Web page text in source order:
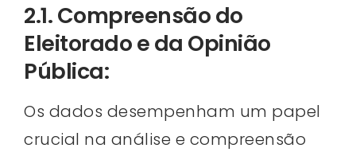
2.1. Compreensão do
Eleitorado e da Opinião
Pública:
Os dados desempenham um papel
crucial na análise e compreensão